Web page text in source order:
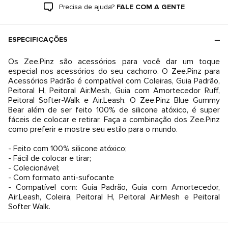
Precisa de ajuda? FALE COM A GENTE
ESPECIFICAÇÕES
Os Zee.Pinz são acessórios para você dar um toque
especial nos acessórios do seu cachorro. O Zee.Pinz para
Acessórios Padrão é compatível com Coleiras, Guia Padrão,
Peitoral H, Peitoral Air.Mesh, Guia com Amortecedor Ruff,
Peitoral Softer-Walk e Air.Leash. O Zee.Pinz Blue Gummy
Bear além de ser feito 100% de silicone atóxico, é super
fáceis de colocar e retirar. Faça a combinação dos Zee.Pinz
como preferir e mostre seu estilo para o mundo.
- Feito com 100% silicone atóxico;
- Fácil de colocar e tirar;
- Colecionável;
- Com formato anti-sufocante
- Compatível com: Guia Padrão, Guia com Amortecedor,
Air.Leash, Coleira, Peitoral H, Peitoral Air.Mesh e Peitoral
Softer Walk.